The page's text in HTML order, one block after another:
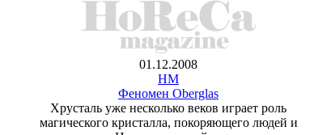
01.12.2008
HM
Феномен Oberglas
Хрусталь уже несколько веков играет роль
магического кристалла, покоряющего людей и